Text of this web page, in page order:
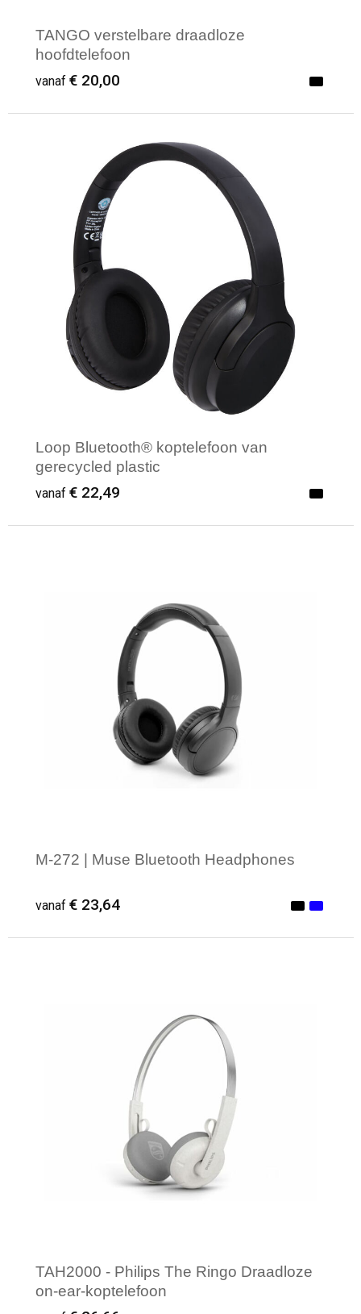
TANGO verstelbare draadloze
hoofdtelefoon
vanaf € 20,00
Minimale afname: 100
Loop Bluetooth® koptelefoon van
gerecycled plastic
vanaf € 22,49
M-272 | Muse Bluetooth Headphones
vanaf € 23,64
TAH2000 - Philips The Ringo Draadloze
on-ear-koptelefoon